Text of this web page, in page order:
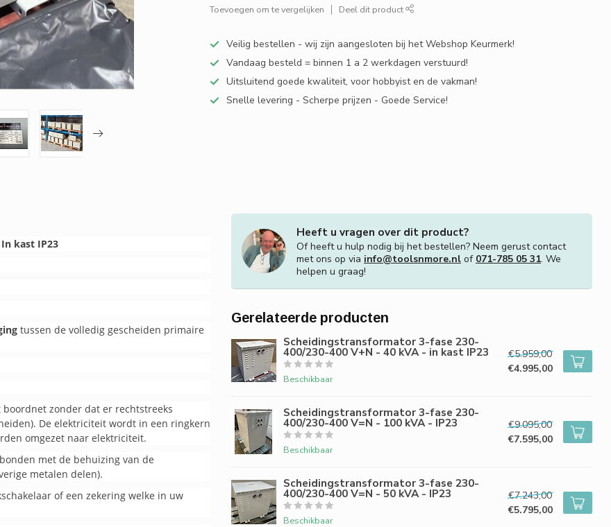
Toevoegen om te vergelijken Deel dit product
Veilig bestellen - wij zijn aangesloten bij het Webshop Keurmerk!
Vandaag besteld = binnen 1 a 2 werkdagen verstuurd!
Uitsluitend goede kwaliteit, voor hobbyist en de vakman!
Snelle levering - Scherpe prijzen - Goede Service!
kast IP23
tussen de volledig gescheiden primaire
zonder dat er rechtstreeks
De elektriciteit wordt in een ringkern
omgezet naar elektriciteit.
met de behuizing van de
metalen delen).
of een zekering welke in uw
Heeft u vragen over dit product?
Of heeft u hulp nodig bij het bestellen? Neem gerust contact
met ons op via info@toolsnmore.nl of 071-785 05 31. We
helpen u graag!
Gerelateerde producten
Scheidingstransformator 3-fase 230-
400/230-400 V+N - 40 kVA - in kast IP23
Beschikbaar
€5.959,00
€4.995,00
Scheidingstransformator 3-fase 230-
400/230-400 V=N - 100 kVA - IP23
Beschikbaar
€9.095,00
€7.595,00
Scheidingstransformator 3-fase 230-
400/230-400 V=N - 50 kVA - IP23
Beschikbaar
€7.243,00
€5.795,00